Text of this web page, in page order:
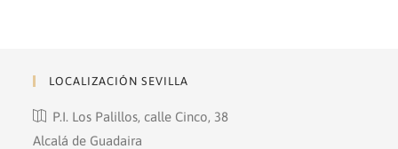
LOCALIZACIÓN SEVILLA
P.I. Los Palillos, calle Cinco, 38
Alcalá de Guadaira